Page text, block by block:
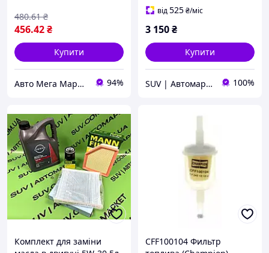
456.42₴
480.61 ₴
Купити
Авто Мега Маркет 94%
від525₴/міс
3 150₴
Купити
SUV | Автомаркет 100%
Комплект для заміни
CFF100104 Фильтр